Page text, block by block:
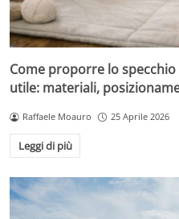
Come proporre lo
utile: materiali,
Raffaele Moauro 25 Aprile 2026
Leggi di più